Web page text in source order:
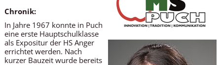
Chronik:
In Jahre 1967 konnte in Puch
eine erste Hauptschulklasse
als Expositur der HS Anger
errichtet werden. Nach
kurzer Bauzeit wurde bereits